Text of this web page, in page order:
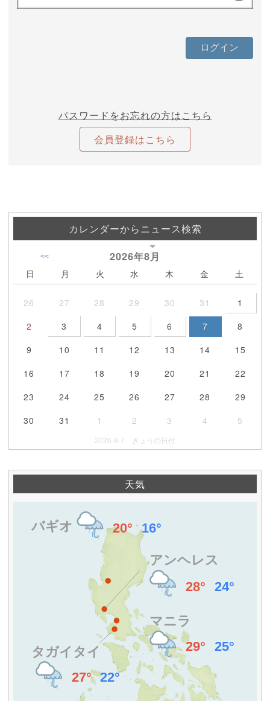
パスワードをお忘れの方はこちら
会員登録はこちら
カレンダーからニュース検索
2026年8月
<<
日 月 火 水 木 金 土
26 27 28 29 30 31
1
2
3 4 5 6 7
8
9
10 11 12 13 14
15
16
17 18 19 20 21
22
23
24 25 26 27 28
29
30
31 1 2 3 4 5
2026-8-7 きょうの日付
天気